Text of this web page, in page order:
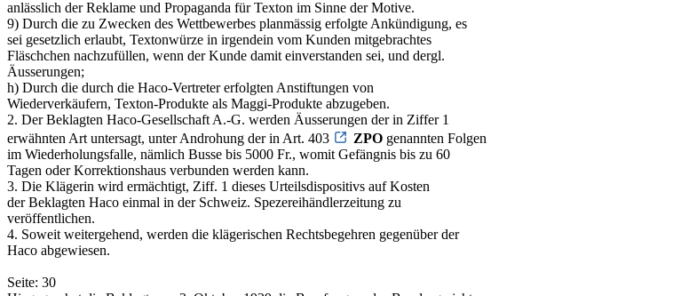
anlässlich der Reklame und Propaganda für Texton im Sinne der Motive.
9) Durch die zu Zwecken des Wettbewerbes planmässig erfolgte Ankündigung, es
sei gesetzlich erlaubt, Textonwürze in irgendein vom Kunden mitgebrachtes
Fläschchen nachzufüllen, wenn der Kunde damit einverstanden sei, und dergl.
Äusserungen;
h) Durch die durch die Haco-Vertreter erfolgten Anstiftungen von
Wiederverkäufern, Texton-Produkte als Maggi-Produkte abzugeben.
2. Der Beklagten Haco-Gesellschaft A.-G. werden Äusserungen der in Ziffer 1
erwähnten Art untersagt, unter Androhung der in Art. 403
ZPO genannten Folgen
im Wiederholungsfalle, nämlich Busse bis 5000 Fr., womit Gefängnis bis zu 60
Tagen oder Korrektionshaus verbunden werden kann.
3. Die Klägerin wird ermächtigt, Ziff. 1 dieses Urteilsdispositivs auf Kosten
der Beklagten Haco einmal in der Schweiz. Spezereihändlerzeitung zu
veröffentlichen.
4. Soweit weitergehend, werden die klägerischen Rechtsbegehren gegenüber der
Haco abgewiesen.
Seite: 30